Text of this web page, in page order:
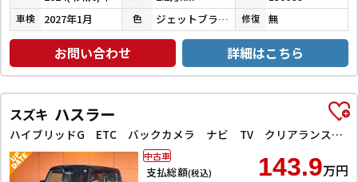
車検 2027年1月 色 ジェットブラックマイカ 修復 無
お問い合わせ 詳細はこちら
スズキ ハスラー
ハイブリッドG ETC バックカメラ ナビ TV クリアランスソナー レーンアシスト 衝突被害軽減システム オートライト スマートキー アイドリングストップ 電動格納ミラー シートヒーター CVT
支払総額(税込) 143.9万円
中古車